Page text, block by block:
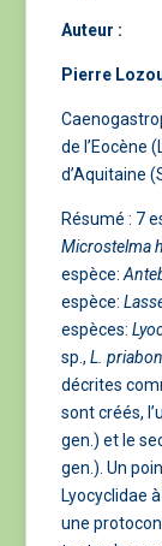
Auteur :
Pierre
de l’Eocène
d’Aquitaine
Résumé : 7
Microstelma
espèce:
espèce:
espèces:
sp.,L.
décrites
sont créés,
gen.) et le
gen.). Un
Lyocyclidae
une